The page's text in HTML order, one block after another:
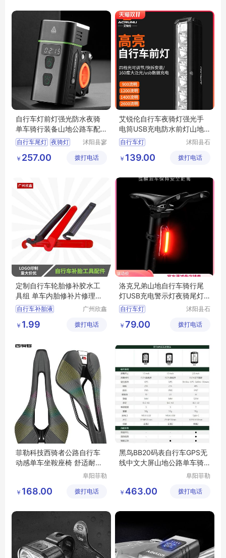
单车前灯
自行车灯前灯强光防水夜骑
单车骑行装备山地公路车配
件手电筒超亮
自行车尾灯 夜骑灯
沭阳县寥
子商务有
￥ 257.00 拨打电话
艾锐伦自行车夜骑灯强光手
电筒USB充电防水前灯山地
车灯骑行装备
自行车灯
自行车灯夜骑灯
单车前灯
沭阳县石
子商务有
￥ 139.00 拨打电话
定制自行车轮胎修补胶水工
具组 单车内胎修补片修理工
具包
自行车补胎液
自行车修补贴
单车工具组
广州欣鑫
公司
￥ 1.99 拨打电话
洛克兄弟山地自行车骑行尾
灯USB充电警示灯夜骑尾灯
前灯LED装备
自行车灯
自行车灯夜骑灯
单车前灯
沭阳县石
子商务有
￥ 79.00 拨打电话
菲勒科技西骑者公路自行车
动感单车坐鞍座椅 舒适耐用
阜阳菲勒
公司
￥ 168.00 拨打电话
黑鸟BB20码表自行车GPS无
线中文大屏山地公路单车骑
阜阳菲勒
公司
￥ 463.00 拨打电话